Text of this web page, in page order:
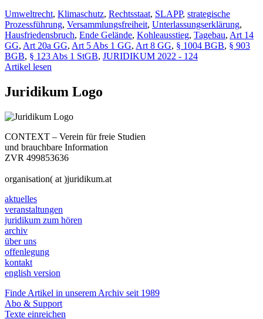
Umweltrecht, Klimaschutz, Rechtsstaat, SLAPP, strategische
Prozessführung, Versammlungsfreiheit, Unterlassungserklärung,
Hausfriedensbruch, Ende Gelände, Kohleausstieg, Tagebau, Art 14
GG, Art 20a GG, Art 5 Abs 1 GG, Art 8 GG, § 1004 BGB, § 903
BGB, § 123 Abs 1 StGB, JURIDIKUM 2022 - 124
Artikel lesen
Juridikum Logo
CONTEXT – Verein für freie Studien
und brauchbare Information
ZVR 499853636
organisation( at )juridikum.at
aktuelles
veranstaltungen
juridikum zum hören
archiv
über uns
offenlegung
kontakt
english version
Finde Artikel in unserem Archiv seit 1989
Abo & Support
Texte einreichen